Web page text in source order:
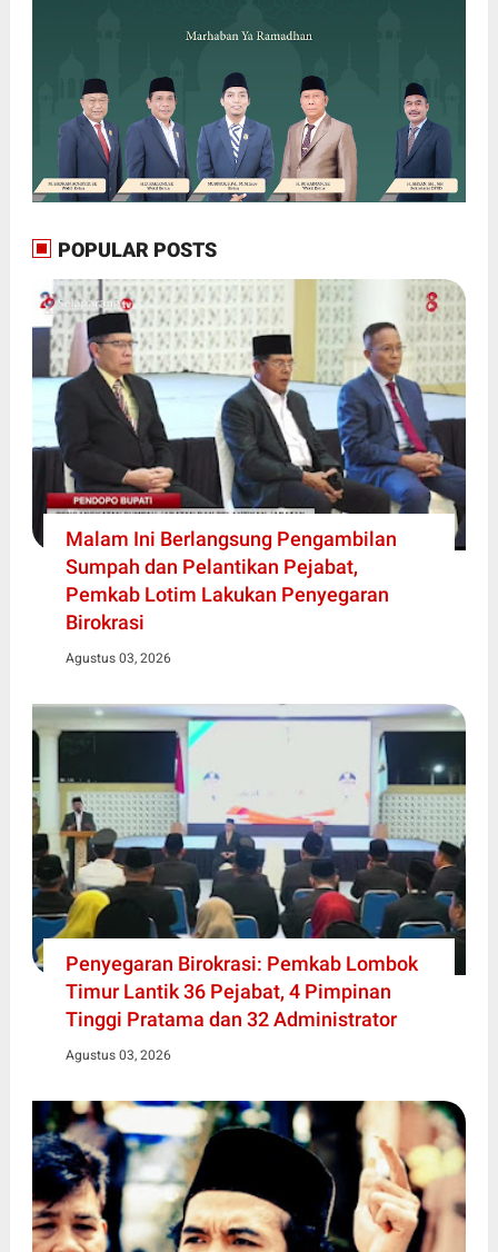
POPULAR POSTS
Malam Ini Berlangsung Pengambilan
Sumpah dan Pelantikan Pejabat,
Pemkab Lotim Lakukan Penyegaran
Birokrasi
Agustus 03, 2026
Penyegaran Birokrasi: Pemkab Lombok
Timur Lantik 36 Pejabat, 4 Pimpinan
Tinggi Pratama dan 32 Administrator
Agustus 03, 2026